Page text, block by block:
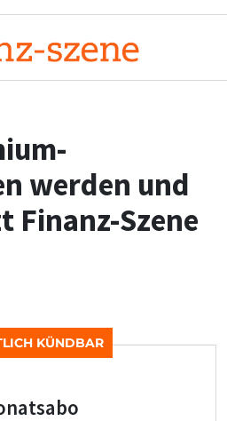
werden und
Finanz-Szene
KÜNDBAR